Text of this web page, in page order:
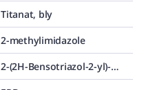
Titanat, bly
2-methylimidazole
2-(2H-Bensotriazol-2-yl)-4-(1,1,3,3-tetrametylbutyl)fenol